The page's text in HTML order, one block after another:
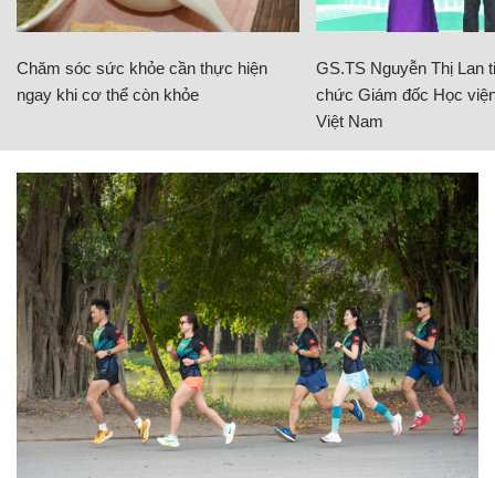
Chăm sóc sức khỏe cần thực hiện
ngay khi cơ thể còn khỏe
GS.TS Nguyễn Thị Lan
chức Giám đốc Học
Việt Nam